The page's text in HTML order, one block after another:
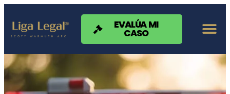
Nota:
sitio
web
sistema
de
accesibilidad.
EVALÚA MI
CASO